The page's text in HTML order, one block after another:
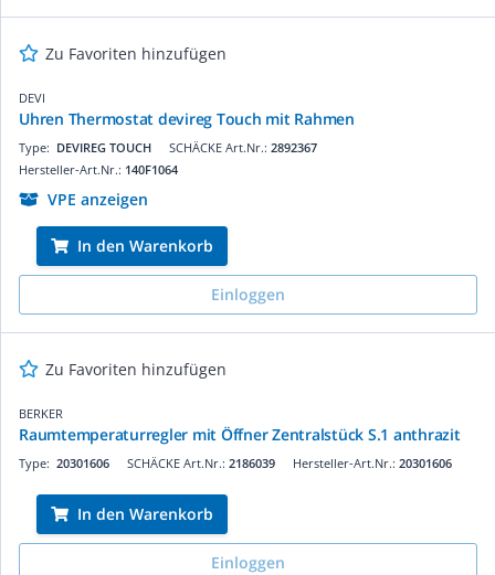
Zu Favoriten hinzufügen
DEVI
Uhren Thermostat devireg Touch mit Rahmen
SCHÄCKE Art.Nr.: 2892367
Type: DEVIREG TOUCH
Hersteller-Art.Nr.: 140F1064
VPE anzeigen
In den Warenkorb
Einloggen
Zu Favoriten hinzufügen
BERKER
Raumtemperaturregler mit Öffner Zentralstück S.1 anthrazit
SCHÄCKE Art.Nr.: 2186039
Type: 20301606 Hersteller-Art.Nr.: 20301606
In den Warenkorb
Einloggen